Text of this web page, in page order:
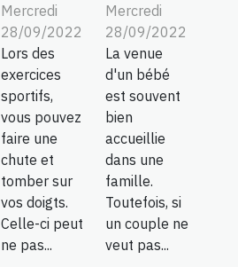
Mercredi
28/09/2022
Lors des
exercices
sportifs,
vous pouvez
faire une
chute et
tomber sur
vos doigts.
Celle-ci peut
ne pas...
Mercredi
28/09/2022
La venue
d'un bébé
est souvent
bien
accueillie
dans une
famille.
Toutefois, si
un couple ne
veut pas...